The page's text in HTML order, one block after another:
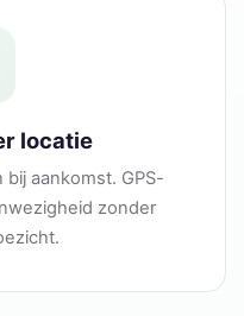
locatie
aankomst. GPS-
zonder